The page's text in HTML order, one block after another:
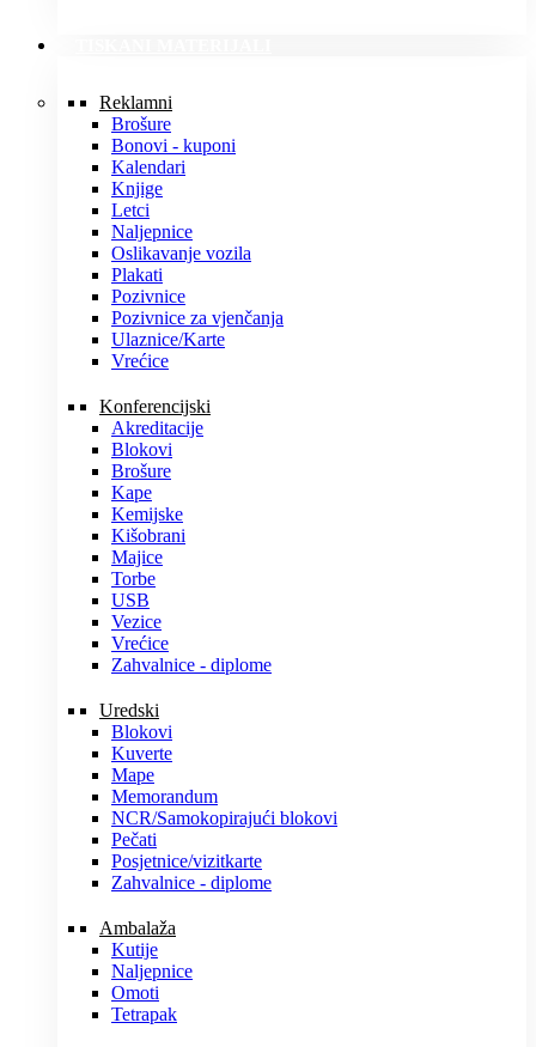
Reklamni
Brošure
Bonovi - kuponi
Kalendari
Knjige
Letci
Naljepnice
Oslikavanje vozila
Plakati
Pozivnice
Pozivnice za vjenčanja
Ulaznice/Karte
Vrećice
Konferencijski
Akreditacije
Blokovi
Brošure
Kape
Kemijske
Kišobrani
Majice
Torbe
USB
Vezice
Vrećice
Zahvalnice - diplome
Uredski
Blokovi
Kuverte
Mape
Memorandum
NCR/Samokopirajući blokovi
Pečati
Posjetnice/vizitkarte
Zahvalnice - diplome
Ambalaža
Kutije
Naljepnice
Omoti
Tetrapak